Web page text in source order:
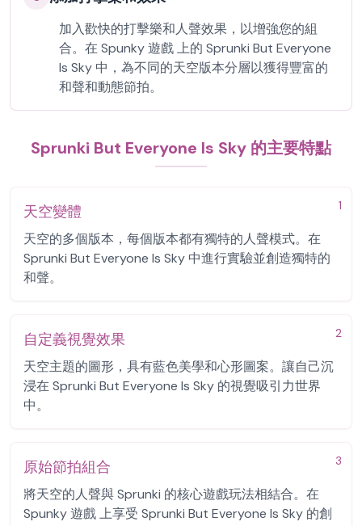
加入歡快的打擊樂和人聲效果，以增強您的組
合。在 Spunky 遊戲 上的 Sprunki But Everyone
Is Sky 中，為不同的天空版本分層以獲得豐富的
和聲和動態節拍。
Sprunki But Everyone Is Sky 的主要特點
1
天空變體
天空的多個版本，每個版本都有獨特的人聲模式。在
Sprunki But Everyone Is Sky 中進行實驗並創造獨特的
和聲。
2
自定義視覺效果
天空主題的圖形，具有藍色美學和心形圖案。讓自己沉
浸在 Sprunki But Everyone Is Sky 的視覺吸引力世界
中。
3
原始節拍組合
將天空的人聲與 Sprunki 的核心遊戲玩法相結合。在
Spunky 遊戲 上享受 Sprunki But Everyone Is Sky 的創